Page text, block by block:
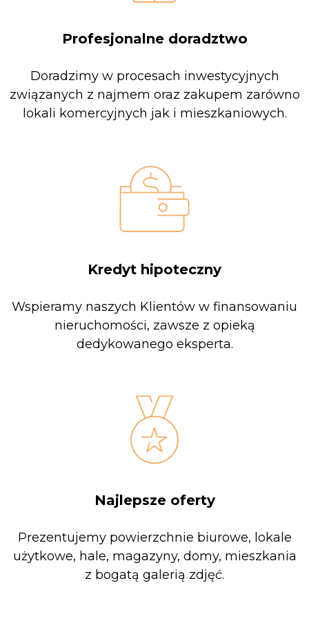
Profesjonalne doradztwo
Doradzimy w procesach inwestycyjnych
związanych z najmem oraz zakupem zarówno
lokali komercyjnych jak i mieszkaniowych.
Kredyt hipoteczny
Wspieramy naszych Klientów w finansowaniu
nieruchomości, zawsze z opieką
dedykowanego eksperta.
Najlepsze oferty
Prezentujemy powierzchnie biurowe, lokale
użytkowe, hale, magazyny, domy, mieszkania
z bogatą galerią zdjęć.